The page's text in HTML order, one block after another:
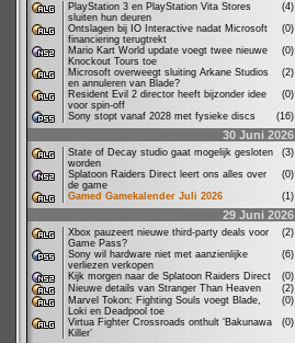
PlayStation 3 en PlayStation Vita Stores
sluiten hun deuren
(4)
Ontslagen bij IO Interactive nadat Microsoft
financiering terugtrekt
(0)
Mario Kart World update voegt twee nieuwe
Knockout Tours toe
(0)
Microsoft overweegt sluiting Arkane Studios
en annuleren van Blade?
(2)
Resident Evil 2 director heeft bijzonder idee
voor spin-off
(0)
Sony stopt vanaf 2028 met fysieke discs
(16)
30 Juni 2026
State of Decay studio gaat mogelijk gesloten
worden
(3)
Splatoon Raiders Direct leert ons alles over
de game
(0)
Gamed Gamekalender Juli 2026
(1)
29 Juni 2026
Xbox pauzeert nieuwe third-party deals voor
Game Pass?
(2)
Sony wil hardware niet met aanzienlijke
verliezen verkopen
(6)
Kijk morgen naar de Splatoon Raiders Direct
(0)
Nieuwe details van Stranger Than Heaven
(2)
Marvel Tokon: Fighting Souls voegt Blade,
Loki en Deadpool toe
(0)
Virtua Fighter Crossroads onthult ‘Bakunawa
Killer’
(0)